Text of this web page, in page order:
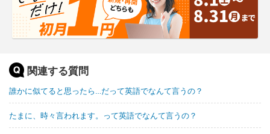
関連する質問
誰かに似てると思ったら…だって英語でなんて言うの？
たまに、時々言われます。って英語でなんて言うの？